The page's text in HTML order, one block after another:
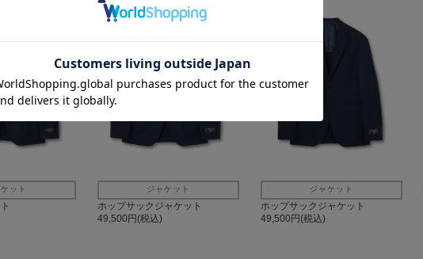
ット ジャケット
ホップサックジャケット
49,500円(税込)
ジャケット
ホップサックジャケット
49,500円(税込)